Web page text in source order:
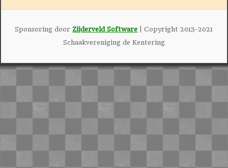
Sponsoring doorZijderveld Software | Copyright 2013-2021
Schaakvereniging de Kentering